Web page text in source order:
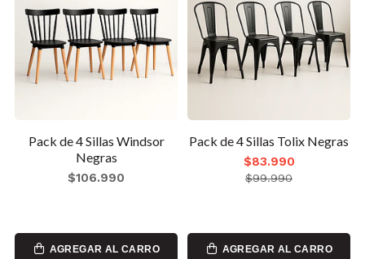
Pack de 4 Sillas Windsor
Negras
$106.990
AGREGAR AL CARRO
Pack de 4 Sillas Tolix Negras
$83.990
$99.990
AGREGAR AL CARRO